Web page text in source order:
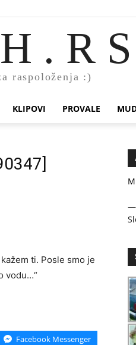
. R S
raspoloženja :)
KLIPOVI PROVALE
ti. Posle smo je
vodu…“
Facebook Messenger